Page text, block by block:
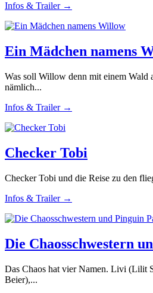
Infos & Trailer →
Ein Mädchen namens
Was soll Willow denn mit einem Wald
nämlich...
Infos & Trailer →
Checker Tobi
Checker Tobi und die Reise zu den
Infos & Trailer →
Die Chaosschwestern
Das Chaos hat vier Namen. Livi (Lilit
Beier),...